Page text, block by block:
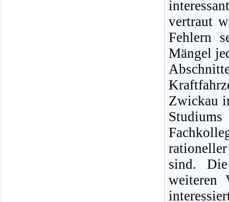
vertraut
Fehlern
Mängel
Zwickau
sind.
weiteren